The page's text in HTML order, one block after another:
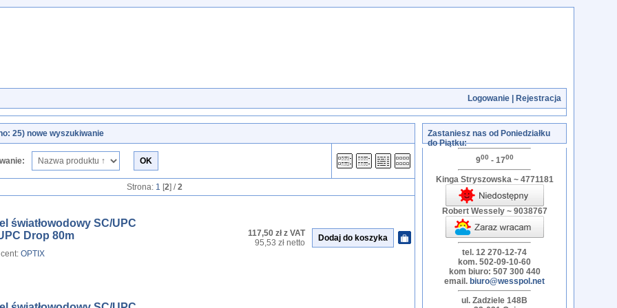
Logowanie Rejestracja
25) nowe wyszukiwanie
Strona: 1 [2] /2
światłowodowy SC/UPC
Drop 80m
OPTIX
117,50 zł z VAT
95,53 zł netto
Zastaniesz nas od Poniedziałku
do Piątku:
900 - 1700
Kinga Stryszowska ~ 4771181
Robert Wessely ~ 9038767
tel. 12 270-12-74
kom. 502-09-10-60
kom biuro: 507 300 440
email. biuro@wesspol.net
ul. Zadziele 148B